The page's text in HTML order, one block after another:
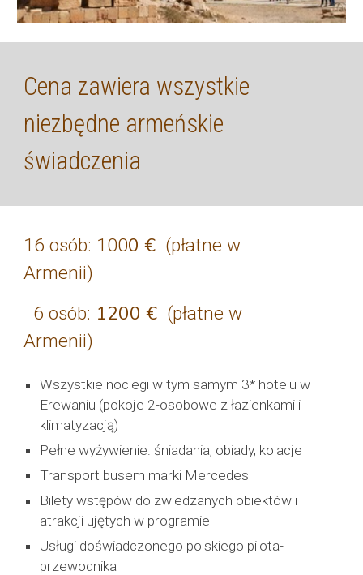
Cena zawiera wszystkie
niezbędne armeńskie
świadczenia
16 osób: 1000 € (płatne w
Armenii)
6 osób: 1200 € (płatne w
Armenii)
Wszystkie noclegi w tym samym 3* hotelu w
Erewaniu (pokoje 2-osobowe z łazienkami i
klimatyzacją)
Pełne wyżywienie: śniadania, obiady, kolacje
Transport busem marki Mercedes
Bilety wstępów do zwiedzanych obiektów i
atrakcji ujętych w programie
Usługi doświadczonego polskiego pilota-
przewodnika